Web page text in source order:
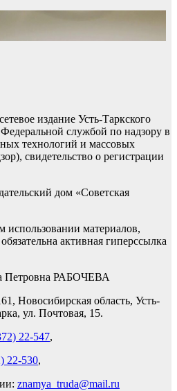
издание Усть-Таркского
службой по надзору в
технологий и массовых
свидетельство о регистрации
дом «Советская
материалов,
активная гиперссылка
Петровна РАБОЧЕВА
область, Усть-
ул. Почтовая, 15.
22-547,
22-530,
znamya_truda@mail.ru